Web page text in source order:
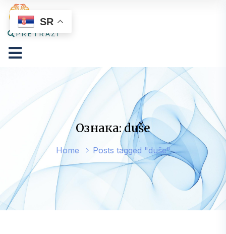
PRETRAŽI
Ознака: duše
Home Posts tagged "duše"
SR